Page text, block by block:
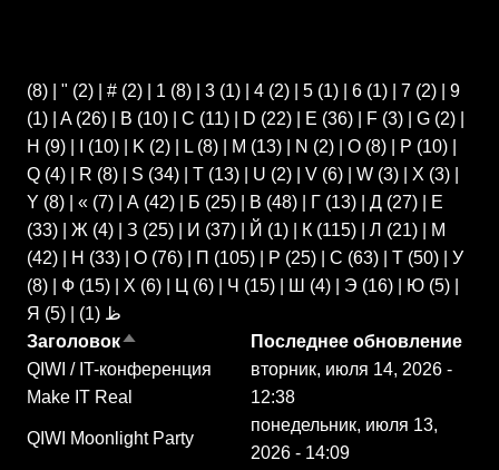
(8) " (2) # (2) 1 (8) 3 (1) 4 (2) 5 (1) 6 (1) 7 (2)
9
(1)
A(26) B (10) C (11) D (22) E (36) F (3) G (2)
H (9) (10) K (2) L (8) M (13) N (2) O (8) P (10)
Q (4) R (8) S (34) T (13) U (2) V (6) W (3) X (3)
Y (8) « (7) А (42) Б (25) В (48) Г (13) Д (27)
Е
(33)
Ж (4) З (25) И (37) Й (1) К (115) Л (21)
М
(42)
Н (33) О (76) П (105) Р (25) С (63) Т (50)
У
(8)
Ф (15) Х (6) Ц (6) Ч (15) Ш (4) Э (16) Ю (5)
Я (5) ظ (1)
ЗаголовокСортировать по убыванию
Последнее обновление
QIWI / IT-конференция
Make IT Real
вторник, июля 14, 2026 -
12:38
QIWI Moonlight Party
понедельник, июля 13,
2026 - 14:09